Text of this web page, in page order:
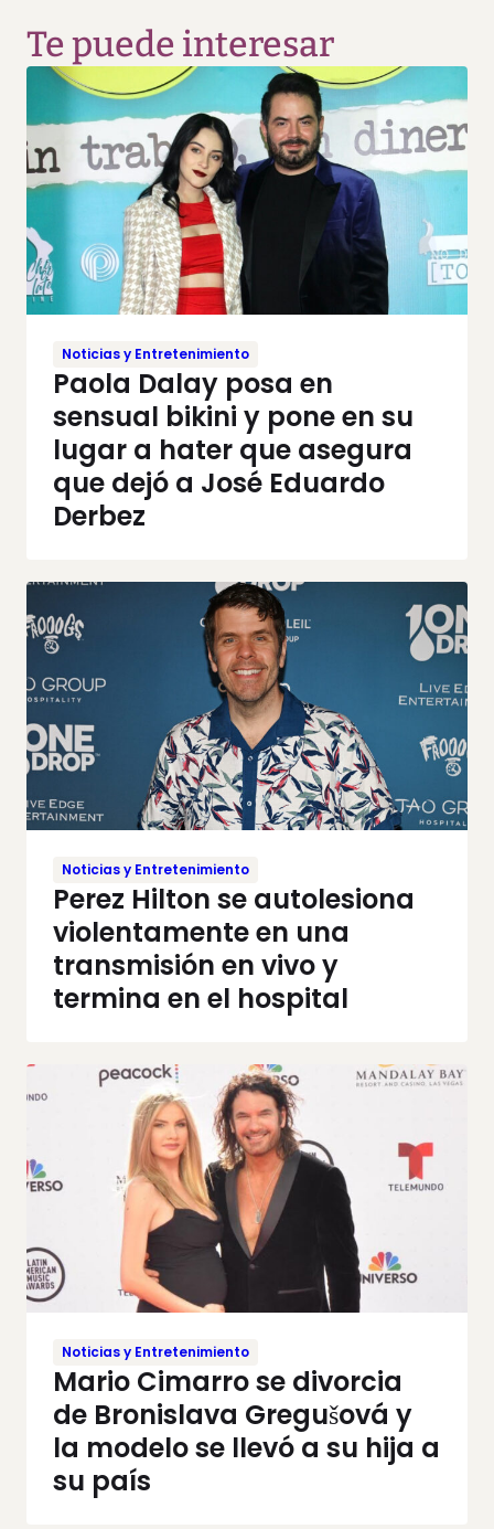
Te puede interesar
Noticias y Entretenimiento
Paola Dalay posa en
sensual bikini y pone en su
lugar a hater que asegura
que dejó a José Eduardo
Derbez
Noticias y Entretenimiento
Perez Hilton se autolesiona
violentamente en una
transmisión en vivo y
termina en el hospital
Noticias y Entretenimiento
Mario Cimarro se divorcia
de Bronislava Gregušová y
la modelo se llevó a su hija a
su país